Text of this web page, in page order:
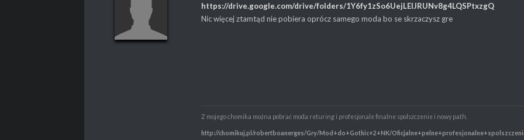
https://drive.google.com/drive/folders/1Y6fy1zSo6UejLElJRUNv8g4LQSPtxzgQ
Nic więcej ztamtąd nie pobiera oprócz samego moda bo se skrzaczysz gre
Z mojego chomika można pobrać moda returing i profesjonale finalne spolszczenie i nowy path.
http://chomikuj.pl/robertboanerges/Gry/Mod+do+Gothic+2+NK/